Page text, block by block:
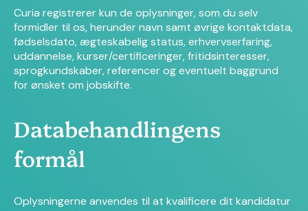
Curia registrerer kun de oplysninger, som du selv
formidler til os, herunder navn samt øvrige kontaktdata,
fødselsdato, ægteskabelig status, erhvervserfaring,
uddannelse, kurser/certificeringer, fritidsinteresser,
sprogkundskaber, referencer og eventuelt baggrund
for ønsket om jobskifte.
Databehandlingens
formål
Oplysningerne anvendes til at kvalificere dit kandidatur